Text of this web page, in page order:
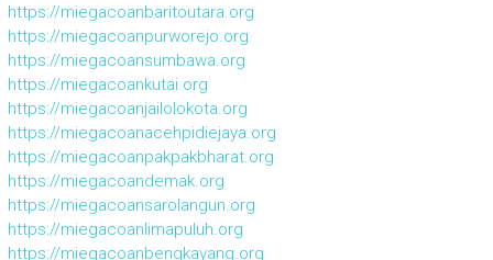
https://miegacoanbaritoutara.org
https://miegacoanpurworejo.org
https://miegacoansumbawa.org
https://miegacoankutai.org
https://miegacoanjailolokota.org
https://miegacoanacehpidiejaya.org
https://miegacoanpakpakbharat.org
https://miegacoandemak.org
https://miegacoansarolangun.org
https://miegacoanlimapuluh.org
https://miegacoanbengkayang.org